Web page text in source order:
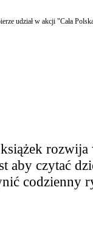
udział w akcji "Cała
rozwija
aby czytać
codzienny